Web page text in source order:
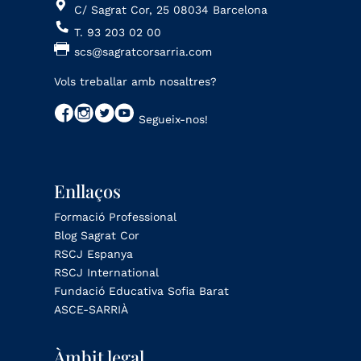
C/ Sagrat Cor, 25 08034 Barcelona
T. 93 203 02 00
scs@sagratcorsarria.com
Vols treballar amb nosaltres?
Segueix-nos!
Enllaços
Formació Professional
Blog Sagrat Cor
RSCJ Espanya
RSCJ International
Fundació Educativa Sofia Barat
ASCE-SARRIÀ